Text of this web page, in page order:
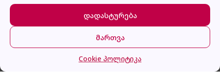
დადასტურება
მართვა
Cookie პოლიტიკა
VITEK VT-8306 G
მთავარი კატეგორიები კალათა შესვლა